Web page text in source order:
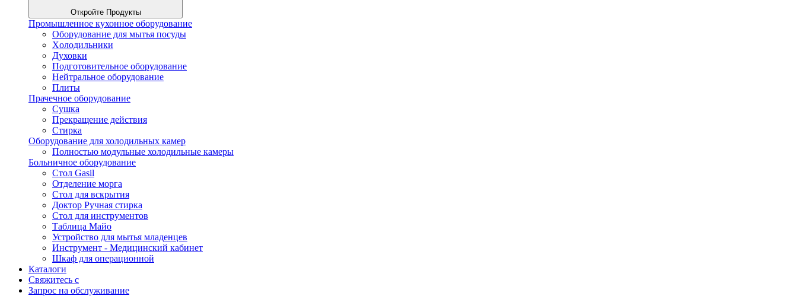
Откройте Продукты
Промышленное кухонное оборудование
Оборудование для мытья посуды
Xолодильники
Духовки
Подготовительное оборудование
Нейтральное оборудование
Плиты
Прачечное оборудование
Сушка
Прекращение действия
Стирка
Оборудование для холодильных камер
Полностью модульные холодильные камеры
Больничное оборудование
Стол Gasil
Отделение морга
Стол для вскрытия
Доктор Ручная стирка
Стол для инструментов
Таблица Майо
Устройство для мытья младенцев
Инструмент - Медицинский кабинет
Шкаф для операционной
Каталоги
Свяжитесь с
Запрос на обслуживание